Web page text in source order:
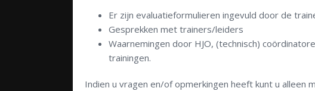
Er zijn evaluatieformulieren ingevuld door de
Gesprekken met trainers/leiders
Waarnemingen door HJO, (technisch)
trainingen.
Indien u vragen en/of opmerkingen heeft kunt u alleen